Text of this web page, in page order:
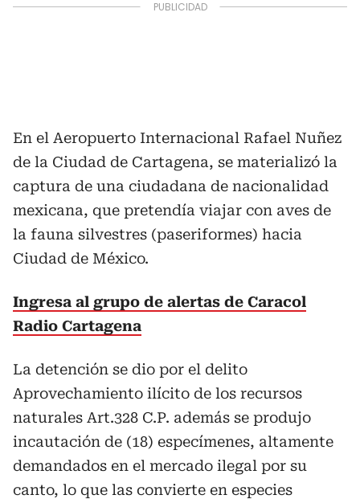
En el Aeropuerto Internacional Rafael Nuñez
de la Ciudad de Cartagena, se materializó la
captura de una ciudadana de nacionalidad
mexicana, que pretendía viajar con aves de
la fauna silvestres (paseriformes) hacia
Ciudad de México.
Ingresa al grupo de alertas de Caracol
Radio Cartagena
La detención se dio por el delito
Aprovechamiento ilícito de los recursos
naturales Art.328 C.P. además se produjo
incautación de (18) especímenes, altamente
demandados en el mercado ilegal por su
canto, lo que las convierte en especies